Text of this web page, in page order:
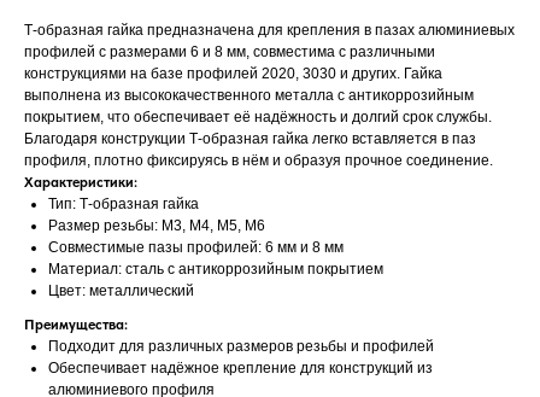
Т-образная гайка предназначена для крепления в пазах алюминиевых
профилей с размерами 6 и 8 мм, совместима с различными
конструкциями на базе профилей 2020, 3030 и других. Гайка
выполнена из высококачественного металла с антикоррозийным
покрытием, что обеспечивает её надёжность и долгий срок службы.
Благодаря конструкции Т-образная гайка легко вставляется в паз
профиля, плотно фиксируясь в нём и образуя прочное соединение.
Характеристики:
Тип: Т-образная гайка
Размер резьбы: M3, M4, M5, M6
Совместимые пазы профилей: 6 мм и 8 мм
Материал: сталь с антикоррозийным покрытием
Цвет: металлический
Преимущества:
Подходит для различных размеров резьбы и профилей
Обеспечивает надёжное крепление для конструкций из
алюминиевого профиля